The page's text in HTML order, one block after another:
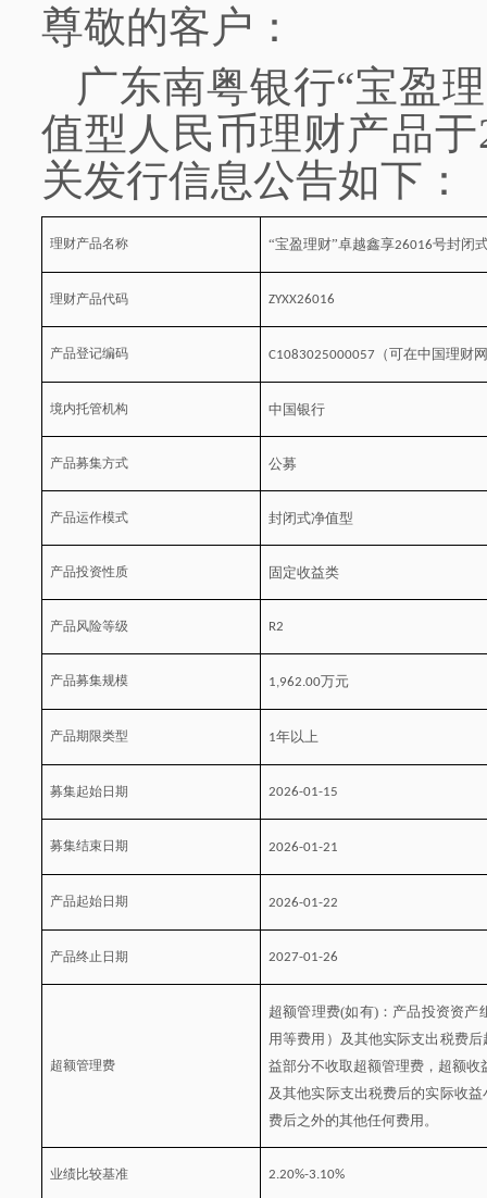
尊敬的客户：
广东南粤银行“宝盈
值型人民币理财产品
关发行信息公告如下：
理财产品名称 “宝盈理财”卓越鑫享26016号封闭
理财产品代码 ZYXX26016
产品登记编码 C1083025000057 （可在中国理财网
境内托管机构 中国银行
产品募集方式 公募
产品运作模式 封闭式净值型
产品投资性质 固定收益类
产品风险等级 R2
产品募集规模 1,962.00万元
产品期限类型 1年以上
募集起始日期 2026-01-15
募集结束日期 2026-01-21
产品起始日期 2026-01-22
产品终止日期 2027-01-26
超额管理费
超额管理费(如有)：产品投资资产
用等费用）及其他实际支出税费
益部分不收取超额管理费，超额收
及其他实际支出税费后的实际收
费后之外的其他任何费用。
业绩比较基准 2.20%-3.10%